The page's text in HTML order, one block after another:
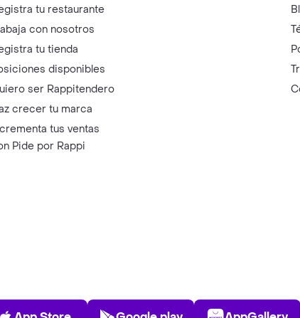
tu restaurante
con nosotros
tu tienda
disponibles
ser Rappitendero
crecer tu marca
tus ventas
Pide por Rappi
App Store Play Store